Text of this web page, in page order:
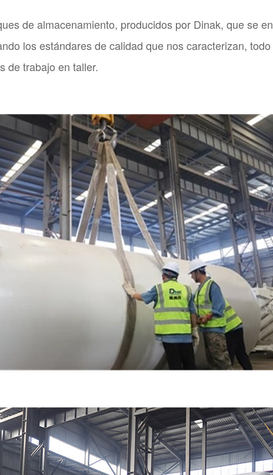
de almacenamiento, producidos por Dinak, que se
los estándares de calidad que nos caracterizan,
de trabajo en taller.